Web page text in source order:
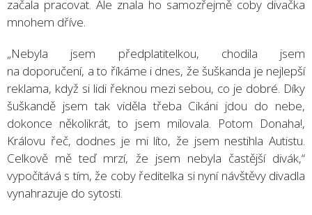
začala pracovat. Ale znala ho samozřejmě coby divačka
mnohem dříve.
„Nebyla jsem předplatitelkou, chodila jsem
na doporučení, a to říkáme i dnes, že šuškanda je nejlepší
reklama, když si lidi řeknou mezi sebou, co je dobré. Díky
šuškandě jsem tak viděla třeba Cikáni jdou do nebe,
dokonce několikrát, to jsem milovala. Potom Donaha!,
Královu řeč, dodnes je mi líto, že jsem nestihla Autistu.
Celkově mě teď mrzí, že jsem nebyla častější divák,“
vypočítává s tím, že coby ředitelka si nyní návštěvy divadla
vynahrazuje do sytosti.